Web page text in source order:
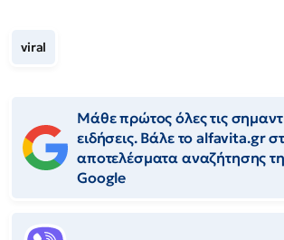
viral
Μάθε πρώτος όλες τις
ειδήσεις. Βάλε το alfavita.gr
αποτελέσματα αναζήτησης
Google